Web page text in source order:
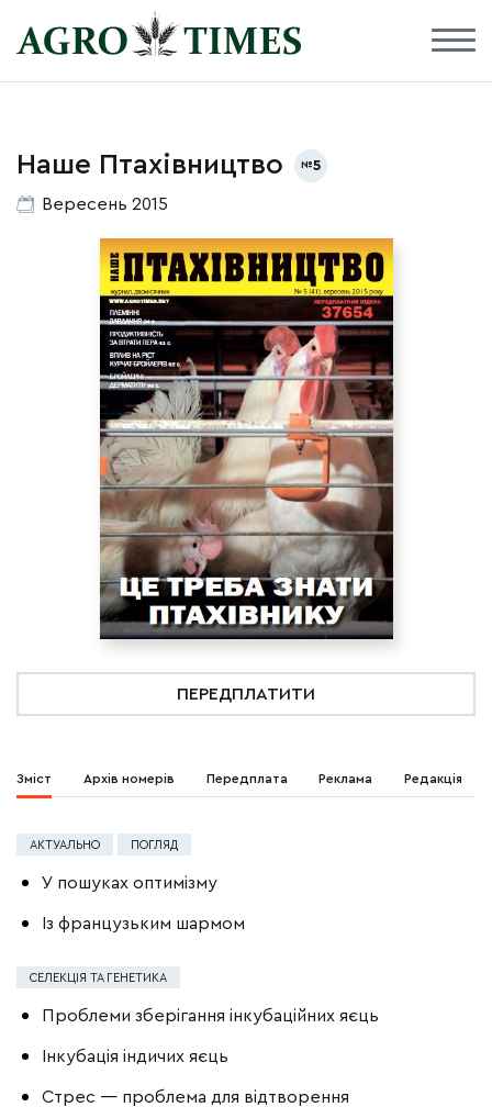
Наше Птахівництво 5
Вересень 2015
ПЕРЕДПЛАТИТИ
Зміст Архів номерів Передплата Реклама Редакція
АКТУАЛЬНО ПОГЛЯД
У пошуках оптимізму
Із французьким шармом
СЕЛЕКЦІЯ ТА ГЕНЕТИКА
Проблеми зберігання інкубаційних яєць
Інкубація індичих яєць
Стрес — проблема для відтворення